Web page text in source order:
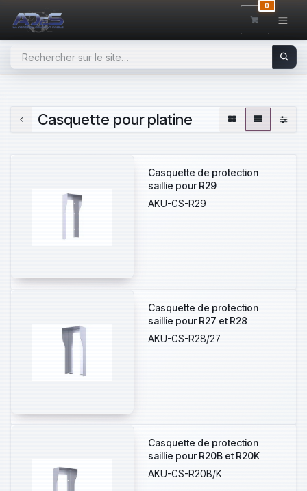
0
Casquette pour platine
Casquette de protection
saillie pour R29
AKU-CS-R29
Casquette de protection
saillie pour R27 et R28
AKU-CS-R28/27
Casquette de protection
saillie pour R20B et R20K
AKU-CS-R20B/K